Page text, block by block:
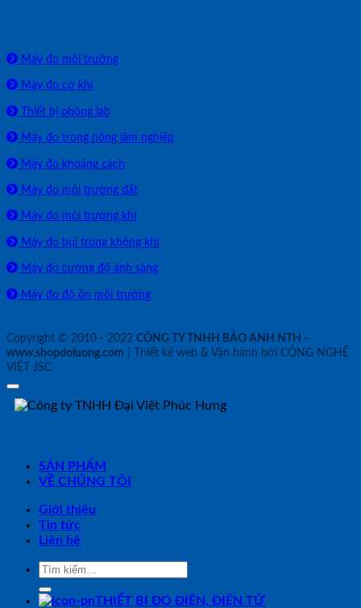
Máy đo môi trường
Máy đo cơ khí
Thiết bị phòng lab
Máy đo trong nông lâm nghiệp
Máy đo khoảng cách
Máy đo môi trường đất
Máy đo môi trường khí
Máy đo bụi trong không khí
Máy đo cường độ ánh sáng
Máy đo độ ồn môi trường
Copyright © 2010 - 2022 CÔNG TY TNHH BẢO ANH NTH -
www.shopdoluong.com | Thiết kế web & Vận hành bởi CÔNG NGHỆ
VIỆT JSC
SẢN PHẨM
VỀ CHÚNG TÔI
Giới thiệu
Tin tức
Liên hệ
Tìm
THIẾT BỊ ĐO ĐIỆN, ĐIỆN TỬ